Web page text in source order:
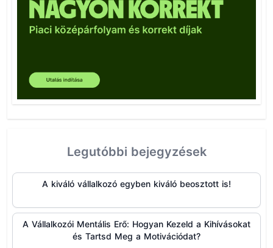
Legutóbbi bejegyzések
A kiváló vállalkozó egyben kiváló beosztott is!
A Vállalkozói Mentális Erő: Hogyan Kezeld a Kihívásokat
és Tartsd Meg a Motivációdat?